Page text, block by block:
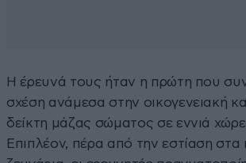
Η έρευνά τους ήταν η πρώτη που
σχέση ανάμεσα στην οικογενειακή
δείκτη μάζας σώματος σε εννιά
Επιπλέον, πέρα από την εστίαση στα